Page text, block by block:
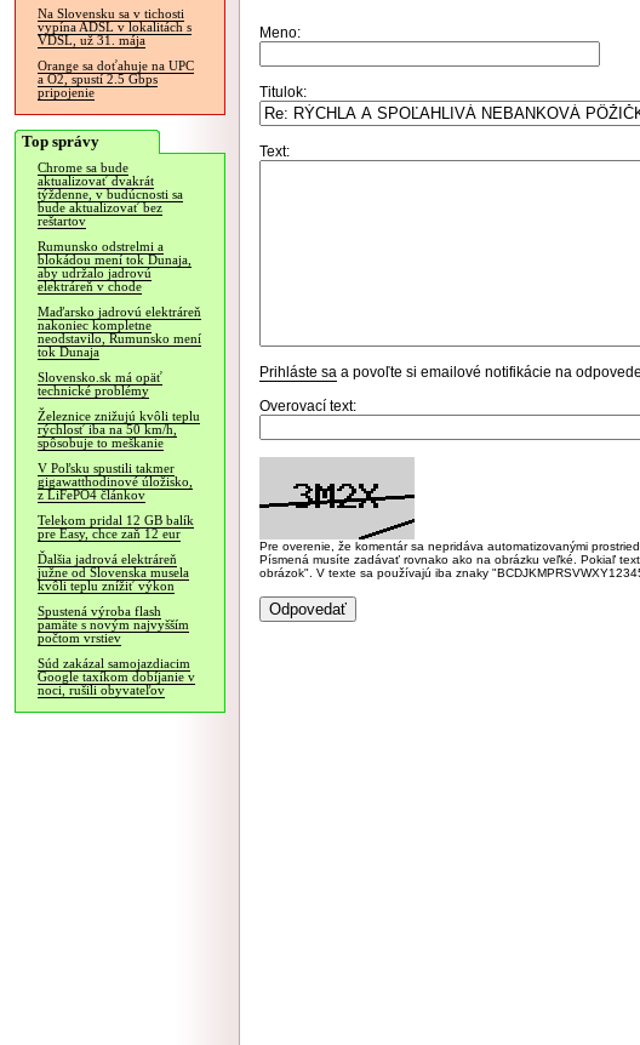
Na Slovensku sa v tichosti
vypína ADSL v lokalitách s
VDSL, už 31. mája
Orange sa doťahuje na UPC
a O2, spustí 2.5 Gbps
pripojenie
Top správy
Chrome sa bude
aktualizovať dvakrát
týždenne, v budúcnosti sa
bude aktualizovať bez
reštartov
Rumunsko odstrelmi a
blokádou mení tok Dunaja,
aby udržalo jadrovú
elektráreň v chode
Maďarsko jadrovú elektráreň
nakoniec kompletne
neodstavilo, Rumunsko mení
tok Dunaja
Slovensko.sk má opäť
technické problémy
Železnice znižujú kvôli teplu
rýchlosť iba na 50 km/h,
spôsobuje to meškanie
V Poľsku spustili takmer
gigawatthodinové úložisko,
z LiFePO4 článkov
Telekom pridal 12 GB balík
pre Easy, chce zaň 12 eur
Ďalšia jadrová elektráreň
južne od Slovenska musela
kvôli teplu znížiť výkon
Spustená výroba flash
pamäte s novým najvyšším
počtom vrstiev
Súd zakázal samojazdiacim
Google taxíkom dobíjanie v
noci, rušili obyvateľov
Meno:
Titulok:
Text:
Prihláste sa a povoľte si emailové notifikácie na
Overovací text:
Pre overenie, že komentár sa nepridáva automatizovanými
Písmená musíte zadávať rovnako ako na obrázku veľké. Pokiaľ
obrázok". V texte sa používajú iba znaky